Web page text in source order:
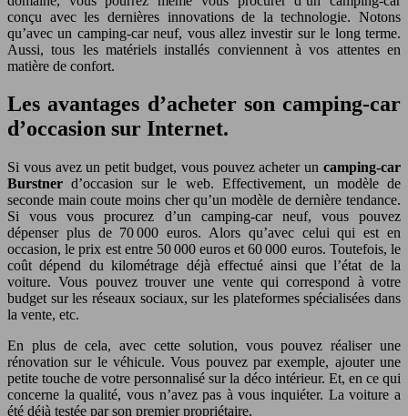
conçu avec les dernières innovations de la technologie. Notons
qu’avec un camping-car neuf, vous allez investir sur le long terme.
Aussi, tous les matériels installés conviennent à vos attentes en
matière de confort.
Les avantages d’acheter son camping-car
d’occasion sur Internet.
Si vous avez un petit budget, vous pouvez acheter un camping-car
Burstner d’occasion sur le web. Effectivement, un modèle de
seconde main coute moins cher qu’un modèle de dernière tendance.
Si vous vous procurez d’un camping-car neuf, vous pouvez
dépenser plus de 70 000 euros. Alors qu’avec celui qui est en
occasion, le prix est entre 50 000 euros et 60 000 euros. Toutefois, le
coût dépend du kilométrage déjà effectué ainsi que l’état de la
voiture. Vous pouvez trouver une vente qui correspond à votre
budget sur les réseaux sociaux, sur les plateformes spécialisées dans
la vente, etc.
En plus de cela, avec cette solution, vous pouvez réaliser une
rénovation sur le véhicule. Vous pouvez par exemple, ajouter une
petite touche de votre personnalisé sur la déco intérieur. Et, en ce qui
concerne la qualité, vous n’avez pas à vous inquiéter. La voiture a
été déjà testée par son premier propriétaire.